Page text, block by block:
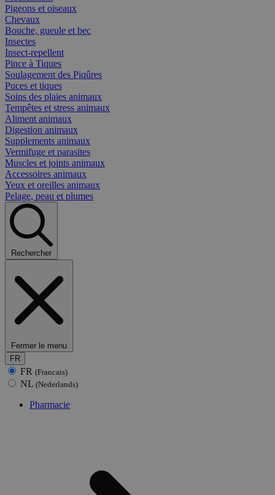
Pigeons et oiseaux
Chevaux
Bouche, gueule et bec
Insectes
Insect-repellent
Pince à Tiques
Soulagement des Piqûres
Puces et tiques
Soins des plaies animaux
Tempêtes et stress animaux
Aliment animaux
Digestion animaux
Supplements animaux
Vermifuge et parasites
Muscles et joints animaux
Accessoires animaux
Yeux et oreilles animaux
Pelage, peau et plumes
Rechercher
Fermer le menu
FR
FR (Francais)
NL (Nederlands)
Pharmacie